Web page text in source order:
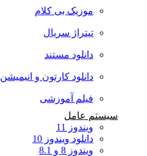
موزیک بی کلام
تیتراژ سریال
دانلود مستند
دانلود کارتون و انیمیشن
فیلم آموزشی
سیستم عامل
ویندوز 11
دانلود ویندوز 10
ویندوز 8 و 8.1